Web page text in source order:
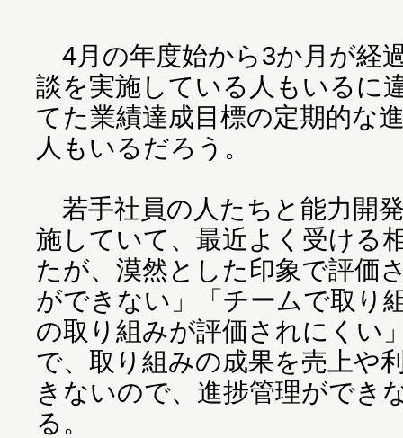
4月の年度始から3か月が経
談を実施している人もいるに
てた業績達成目標の定期的な
人もいるだろう。
若手社員の人たちと能力開
施していて、最近よく受ける
たが、漠然とした印象で評価
ができない」「チームで取り
の取り組みが評価されにくい
で、取り組みの成果を売上や
きないので、進捗管理ができ
る。